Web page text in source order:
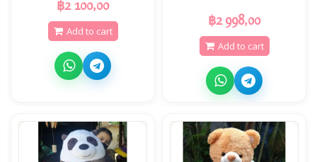
฿2 100,00
Add to cart
฿2 998,00
Add to cart